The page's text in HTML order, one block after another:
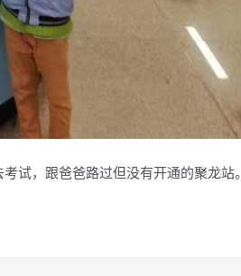
试，跟爸爸路过但没有开通的聚龙站。